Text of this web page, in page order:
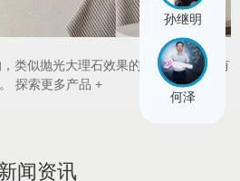
类似抛光大理石效果的高级涂料，含有
探索更多产品 +
闻资讯
孙继明
何泽